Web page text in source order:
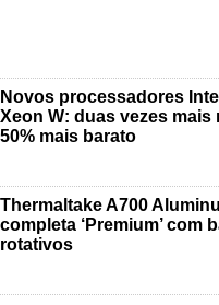
Novos processadores
Xeon W: duas vezes mais
50% mais barato
Thermaltake A700
completa ‘Premium’ com
rotativos